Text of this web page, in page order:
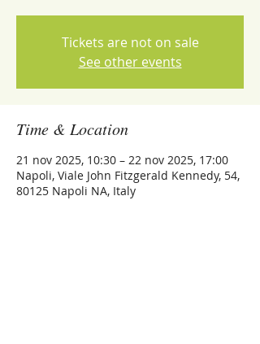
Tickets are not on sale
See other events
Time & Location
21 nov 2025, 10:30 – 22 nov 2025, 17:00
Napoli, Viale John Fitzgerald Kennedy, 54,
80125 Napoli NA, Italy